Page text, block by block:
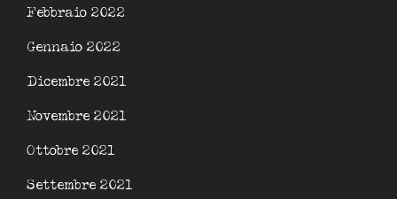
Febbraio 2022
Gennaio 2022
Dicembre 2021
Novembre 2021
Ottobre 2021
Settembre 2021